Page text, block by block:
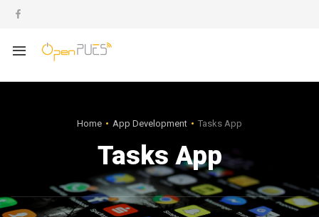
Home App Development Tasks App
Tasks App